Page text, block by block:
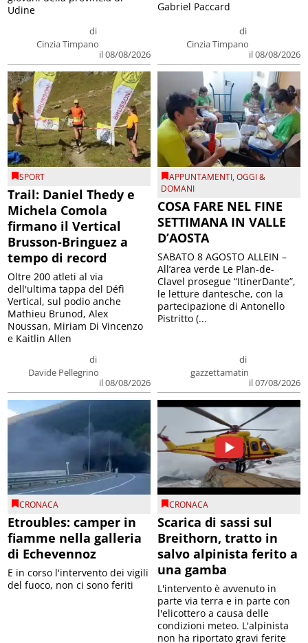
di
Cinzia Timpano
il 08/08/2026
Udine
di
Cinzia Timpano
il 08/08/2026
Gabriel Paccard
SPORT
Trail: Daniel Thedy e
Michela Comola
firmano il Vertical
Brusson-Bringuez a
tempo di record
di
Davide Pellegrino
il 08/08/2026
Oltre 200 atleti al via
dell'ultima tappa del Défì
Vertical, sul podio anche
Mathieu Brunod, Alex
Noussan, Miriam Di Vincenzo
e Kaitlin Allen
APPUNTAMENTI,OGGI &
DOMANI
COSA FARE NEL FINE
SETTIMANA IN VALLE
D’AOSTA
di
gazzettamatin
il 07/08/2026
SABATO 8 AGOSTO ALLEIN –
All’area verde Le Plan-de-
Clavel prosegue “ItinerDante”,
le letture dantesche, con la
partecipazione di Antonello
Pistritto (...
CRONACA
Etroubles: camper in
fiamme nella galleria
di Echevennoz
E in corso l'intervento dei vigili
del fuoco, non ci sono feriti
CRONACA
Scarica di sassi sul
Breithorn, tratto in
salvo alpinista ferito a
una gamba
L'intervento è avvenuto in
parte via terra e in parte con
l'elicottero a causa delle
condizioni meteo. L'alpinista
non ha riportato gravi ferite